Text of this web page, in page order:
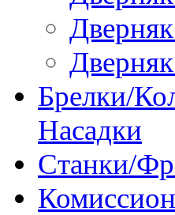
Брелки/
Насадки
Станки/